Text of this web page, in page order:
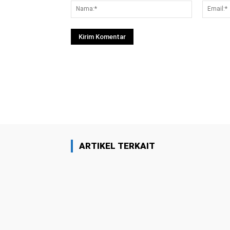
Nama:*
ARTIKEL TERKAIT